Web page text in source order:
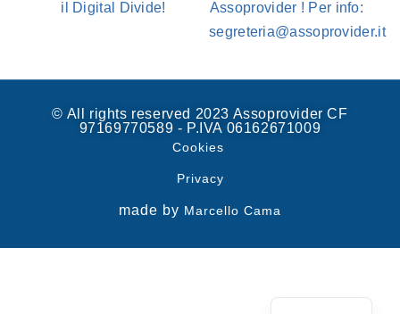
il Digital Divide!
Assoprovider ! Per info:
segreteria@assoprovider.it
© All rights reserved 2023 Assoprovider CF
97169770589 - P.IVA 06162671009
Cookies
Privacy
made by Marcello Cama